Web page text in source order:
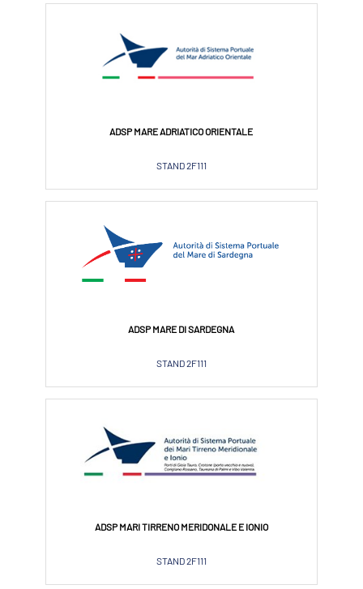
ADSP MARE ADRIATICO ORIENTALE
STAND 2F111
ADSP MARE DI SARDEGNA
STAND 2F111
ADSP MARI TIRRENO MERIDONALE E IONIO
STAND 2F111